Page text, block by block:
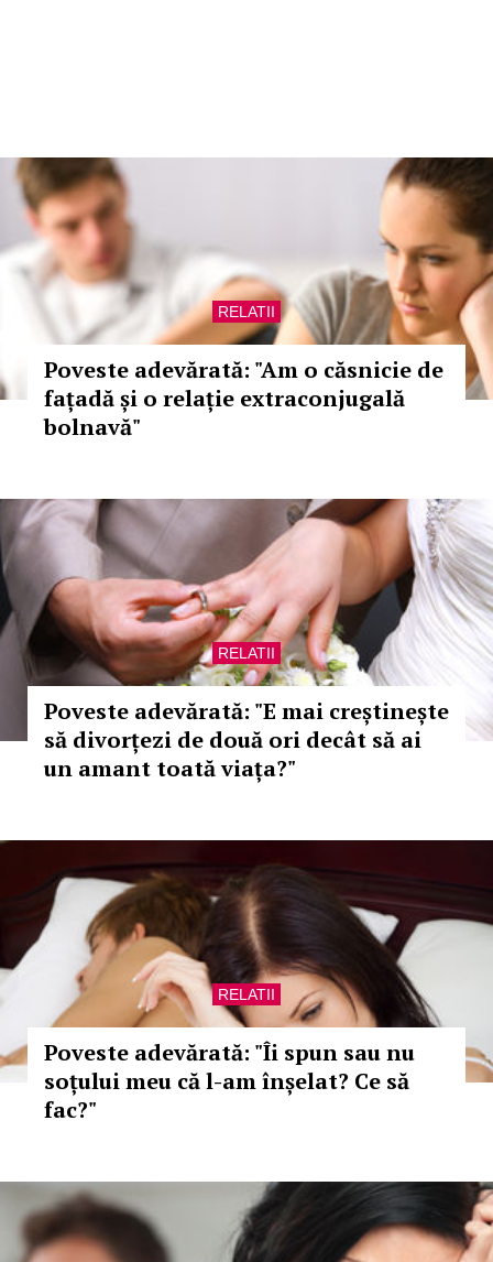
RELATII
Poveste adevărată: "Am o căsnicie de
fațadă și o relație extraconjugală
bolnavă"
RELATII
Poveste adevărată: "E mai creștinește
să divorțezi de două ori decât să ai
un amant toată viața?"
RELATII
Poveste adevărată: "Îi spun sau nu
soțului meu că l-am înșelat? Ce să
fac?"